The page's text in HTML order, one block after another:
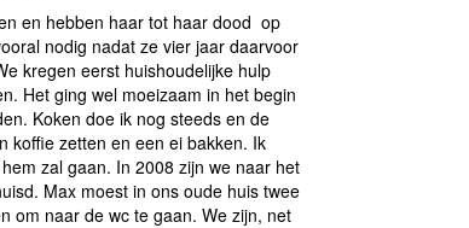
en hebben haar tot haar dood op
nodig nadat ze vier jaar daarvoor
kregen eerst huishoudelijke hulp
Het ging wel moeizaam in het begin
Koken doe ik nog steeds en de
koffie zetten en een ei bakken. Ik
zal gaan. In 2008 zijn we naar het
Max moest in ons oude huis twee
om naar de wc te gaan. We zijn, net